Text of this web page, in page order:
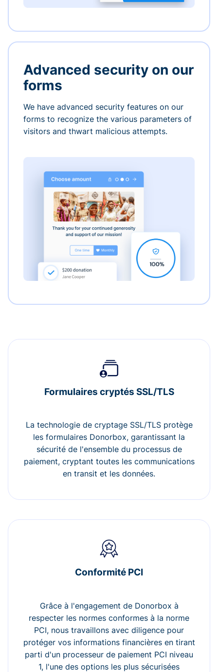
Advanced security on our
forms
We have advanced security features on our
forms to recognize the various parameters of
visitors and thwart malicious attempts.
Formulaires cryptés SSL/TLS
La technologie de cryptage SSL/TLS protège
les formulaires Donorbox, garantissant la
sécurité de l'ensemble du processus de
paiement, cryptant toutes les communications
en transit et les données.
Conformité PCI
Grâce à l'engagement de Donorbox à
respecter les normes conformes à la norme
PCI, nous travaillons avec diligence pour
protéger vos informations financières en tirant
parti d'un processeur de paiement PCI niveau
1, l'une des options les plus sécurisées